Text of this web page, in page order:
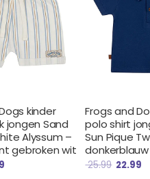
kinder
jongen Sand
Alyssum –
gebroken wit
Frogs and
polo shirt
Sun Pique
donkerblauw
25.99 22.99